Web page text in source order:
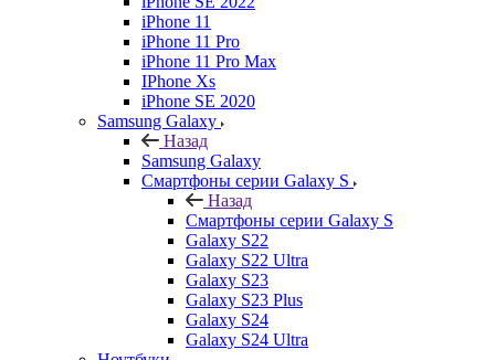
iPhone 11
iPhone 11 Pro
iPhone 11 Pro Max
IPhone Xs
iPhone SE 2020
Samsung Galaxy
Назад
Samsung Galaxy
Смартфоны серии Galaxy S
Назад
Смартфоны серии Galaxy S
Galaxy S22
Galaxy S22 Ultra
Galaxy S23
Galaxy S23 Plus
Galaxy S24
Galaxy S24 Ultra